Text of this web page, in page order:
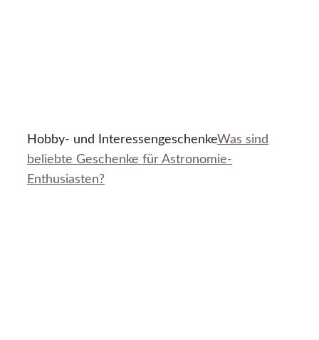
Hobby- und InteressengeschenkeWas sind
beliebte Geschenke für Astronomie-
Enthusiasten?